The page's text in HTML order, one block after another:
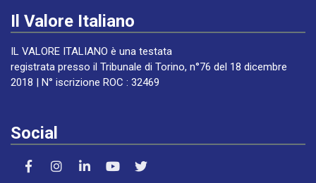
Il Valore Italiano
IL VALORE ITALIANO è una testata
registrata presso il Tribunale di Torino, n°76 del 18 dicembre
2018 | N° iscrizione ROC : 32469
Social